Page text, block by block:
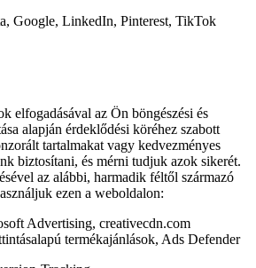
Google, LinkedIn, Pinterest, TikTok
elfogadásával az Ön böngészési és
alapján érdeklődési köréhez szabott
tartalmakat vagy kedvezményes
biztosítani, és mérni tudjuk azok sikerét.
az alábbi, harmadik féltől származó
ezen a weboldalon:
Advertising, creativecdn.com
termékajánlások, Ads Defender